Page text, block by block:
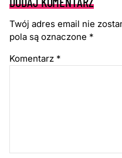
Twój adres email nie
pola są oznaczone *
Komentarz *